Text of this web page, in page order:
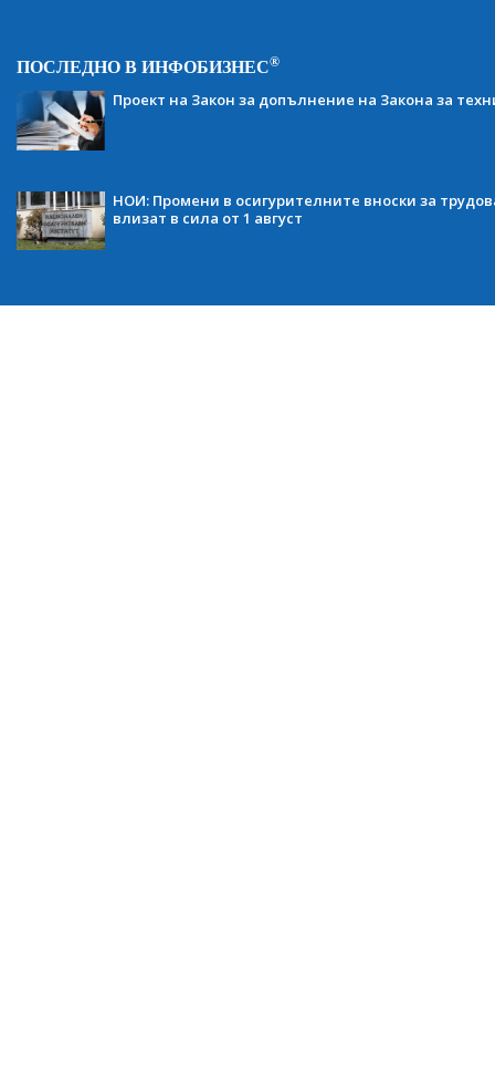
ПОСЛЕДНО В ИНФОБИЗНЕС®
Проект на Закон за допълнение на Закона за
НОИ: Промени в осигурителните вноски за
влизат в сила от 1 август